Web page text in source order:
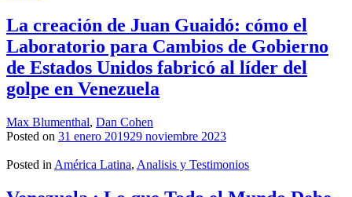
La creación de Juan Guaidó: cómo el
Laboratorio para Cambios de Gobierno
de Estados Unidos fabricó al líder del
golpe en Venezuela
Max Blumenthal, Dan Cohen
Posted on 31 enero 201929 noviembre 2023
Posted in América Latina, Analisis y Testimonios